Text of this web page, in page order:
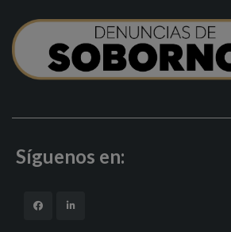
Síguenos en: